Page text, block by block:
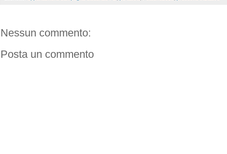
Nessun commento:
Posta un commento